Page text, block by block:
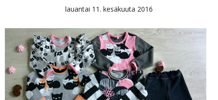
lauantai 11. kesäkuuta 2016